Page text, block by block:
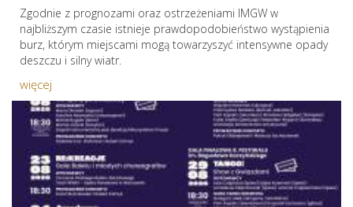
Zgodnie z prognozami oraz ostrzeżeniami IMGW w
najbliższym czasie istnieje prawdopodobieństwo wystąpienia
burz, którym miejscami mogą towarzyszyć intensywne opady
deszczu i silny wiatr.
więcej